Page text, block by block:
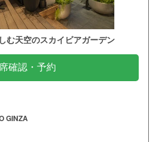
む天空のスカイビアガーデン
確認・予約
GINZA